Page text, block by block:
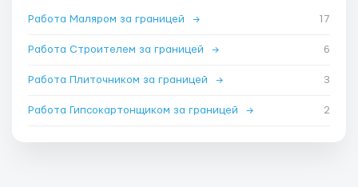
Работа Маляром за границей → 17
Работа Строителем за границей → 6
Работа Плиточником за границей → 3
Работа Гипсокартонщиком за границей → 2